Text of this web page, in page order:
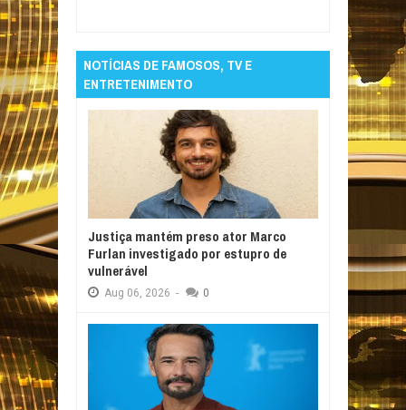
NOTÍCIAS DE FAMOSOS, TV E
ENTRETENIMENTO
Justiça mantém preso ator Marco
Furlan investigado por estupro de
vulnerável
Aug 06, 2026 - 0